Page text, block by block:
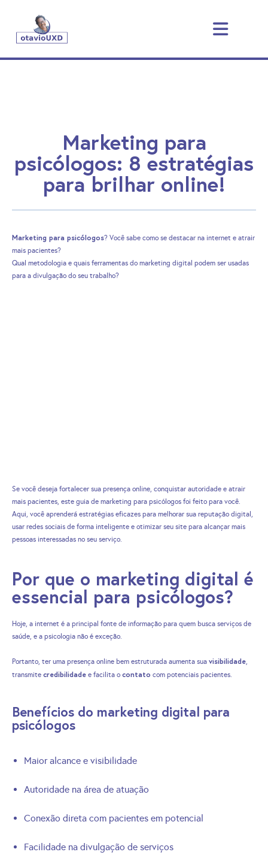
Marketing para
psicólogos: 8 estratégias
para brilhar online!
Marketing para psicólogos? Você sabe como se destacar na internet e atrair
mais pacientes?
Qual metodologia e quais ferramentas do marketing digital podem ser usadas
para a divulgação do seu trabalho?
Se você deseja fortalecer sua presença online, conquistar autoridade e atrair
mais pacientes, este guia de marketing para psicólogos foi feito para você.
Aqui, você aprenderá estratégias eficazes para melhorar sua reputação digital,
usar redes sociais de forma inteligente e otimizar seu site para alcançar mais
pessoas interessadas no seu serviço.
Por que o marketing digital é
essencial para psicólogos?
Hoje, a internet é a principal fonte de informação para quem busca serviços de
saúde, e a psicologia não é exceção.
Portanto, ter uma presença online bem estruturada aumenta sua visibilidade
transmite credibilidade e facilita o contato com potenciais pacientes.
Benefícios do marketing digital para
psicólogos
Maior alcance e visibilidade
Autoridade na área de atuação
Conexão direta com pacientes em potencial
Facilidade na divulgação de serviços